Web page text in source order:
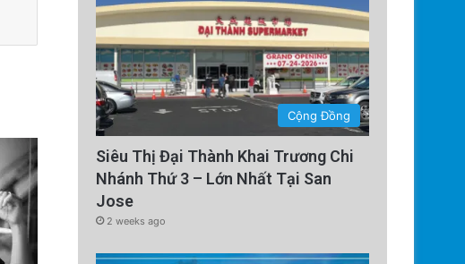
Cộng Đồng
Siêu Thị Đại Thành Khai Trương Chi
Nhánh Thứ 3 – Lớn Nhất Tại San
Jose
2 weeks ago